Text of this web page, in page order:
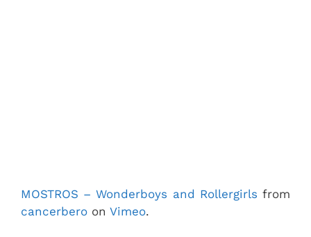
MOSTROS – Wonderboys and Rollergirls from
cancerbero on Vimeo.